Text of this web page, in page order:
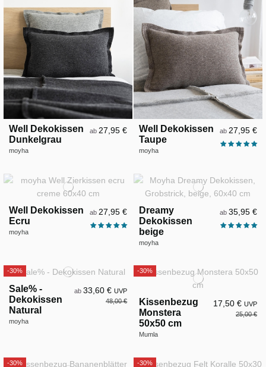
Well Dekokissen
Dunkelgrau
moyha
ab 27,95 €
Well Dekokissen
Taupe
moyha
ab 27,95 €
Well Dekokissen
Ecru
moyha
ab 27,95 €
Dreamy
Dekokissen
beige
moyha
ab 35,95 €
-30%
Sale% -
Dekokissen
Natural
moyha
ab33,60 €UVP
48,00 €
-30%
Kissenbezug
Monstera
50x50 cm
Mumla
17,50 € UVP
25,00 €
-30% -30%